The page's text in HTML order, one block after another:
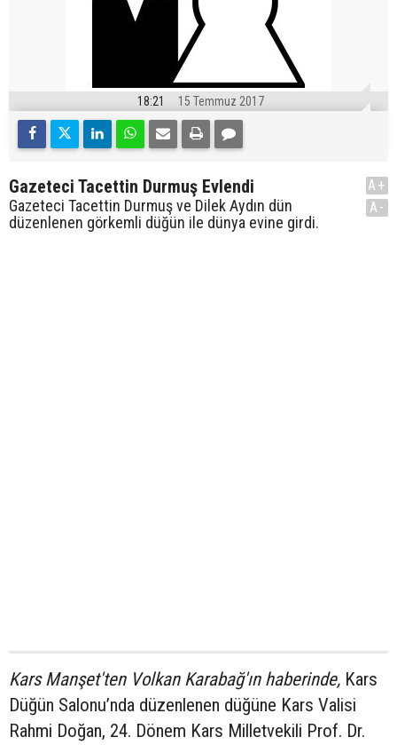
18:21 15 Temmuz 2017
Gazeteci Tacettin Durmuş Evlendi
Gazeteci Tacettin Durmuş ve Dilek Aydın dün
düzenlenen görkemli düğün ile dünya evine girdi.
A+
A-
Kars Manşet'ten Volkan Karabağ'ın haberinde, Kars
Düğün Salonu’nda düzenlenen düğüne Kars Valisi
Rahmi Doğan, 24. Dönem Kars Milletvekili Prof. Dr.